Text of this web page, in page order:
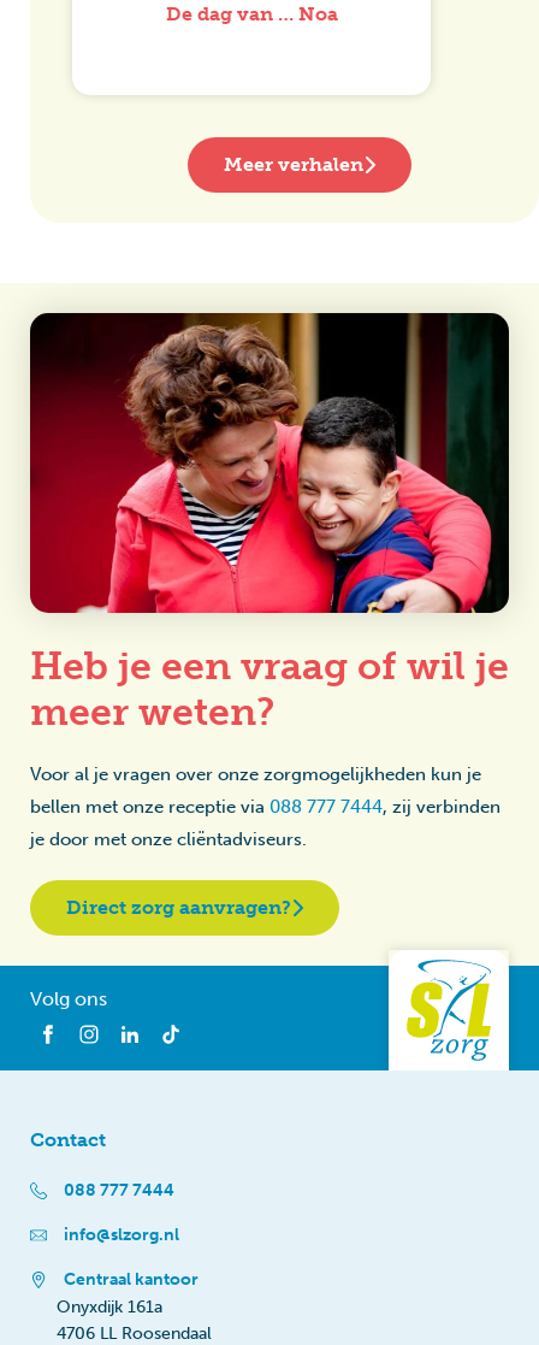
De dag van … Noa
Meer verhalen
Heb je een vraag of wil je
meer weten?
Voor al je vragen over onze zorgmogelijkheden kun je
bellen met onze receptie via 088 777 7444, zij verbinden
je door met onze cliëntadviseurs.
Direct zorg aanvragen?
Volg ons
Contact
088 777 7444
info@slzorg.nl
Centraal kantoor
Onyxdijk 161a
4706 LL Roosendaal